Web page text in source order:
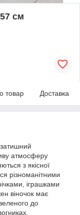
см
товар Доставка
атмосферу
з якісної
різноманітними
іграшками
віночок має
до